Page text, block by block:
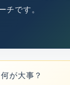
チです。
が大事？